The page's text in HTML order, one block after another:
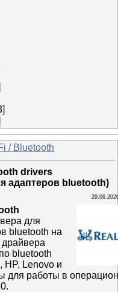
/ Bluetooth
drivers
адаптеров bluetooth)
для
bluetooth на
bluetooth
HP, Lenovo и
для работы в